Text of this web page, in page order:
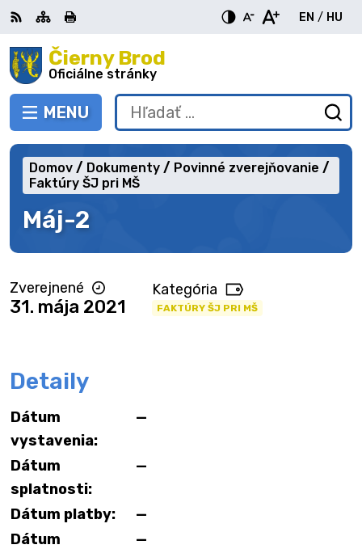
Preskočiť
na
obsah Čierny Brod
Oficiálne stránky
PREPNÚŤ
MENU
RSS MapaTlačiť
EN
English
/ HU
Hľadať:
Máj-2
Domov Dokumenty
Povinné zverejňovanie
Faktúry ŠJ pri MŠ
Zverejnené
31. mája 2021
Kategória
FAKTÚRY ŠJ PRI MŠ
Detaily
Dátum
vystavenia:
—
Dátum
splatnosti:
—
Dátum platby:
—
Dátum
—